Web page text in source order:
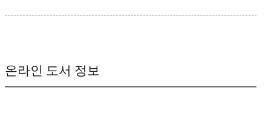
온라인 도서 정보